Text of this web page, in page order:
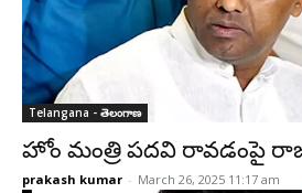
Telangana - తెలంగాణ
హోం మంత్రి పదవి రావడంపై
prakash kumar - March 26, 2025 11:17 am